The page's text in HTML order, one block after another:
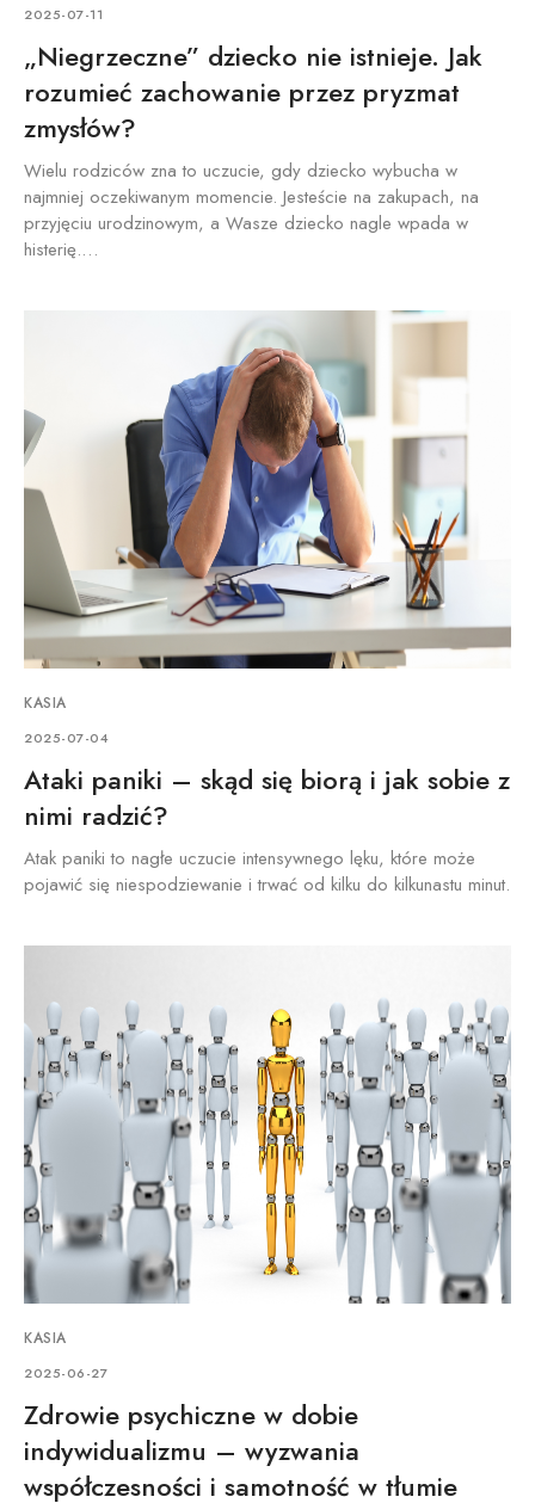
2025-07-11
„Niegrzeczne” dziecko nie istnieje. Jak
rozumieć zachowanie przez pryzmat
zmysłów?
Wielu rodziców zna to uczucie, gdy dziecko wybucha w
najmniej oczekiwanym momencie. Jesteście na zakupach, na
przyjęciu urodzinowym, a Wasze dziecko nagle wpada w
histerię.…
KASIA
2025-07-04
Ataki paniki – skąd się biorą i jak sobie z
nimi radzić?
Atak paniki to nagłe uczucie intensywnego lęku, które może
pojawić się niespodziewanie i trwać od kilku do kilkunastu minut.
KASIA
2025-06-27
Zdrowie psychiczne w dobie
indywidualizmu – wyzwania
współczesności i samotność w tłumie